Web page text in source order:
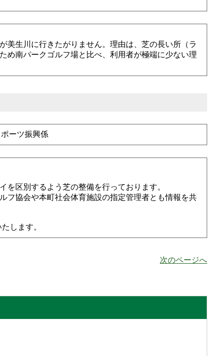
美生川に行きたがりません。理由は、芝の長い所（ラ
め南パークゴルフ場と比べ、利用者が極端に少ない理
ーツ振興係
区別するよう芝の整備を行っております。
フ協会や本町社会体育施設の指定管理者とも情報を共
します。
次のページへ